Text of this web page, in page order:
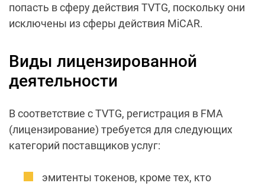
попасть в сферу действия TVTG, поскольку они
исключены из сферы действия MiCAR.
Виды лицензированной
деятельности
В соответствие с TVTG, регистрация в FMA
(лицензирование) требуется для следующих
категорий поставщиков услуг:
эмитенты токенов, кроме тех, кто